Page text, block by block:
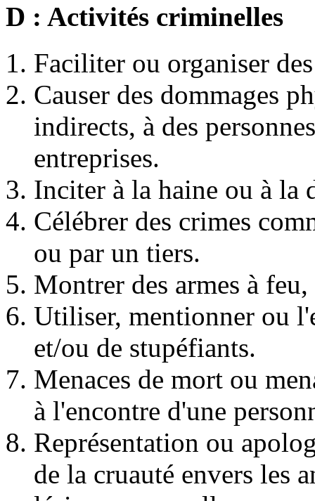
D : Activités criminelles
Faciliter ou organiser
Causer des dommages
indirects, à des
entreprises.
Inciter à la haine ou à la
Célébrer des crimes
ou par un tiers.
Montrer des armes à
Utiliser, mentionner ou
et/ou de stupéfiants.
Menaces de mort ou
à l'encontre d'une
Représentation ou
de la cruauté envers les